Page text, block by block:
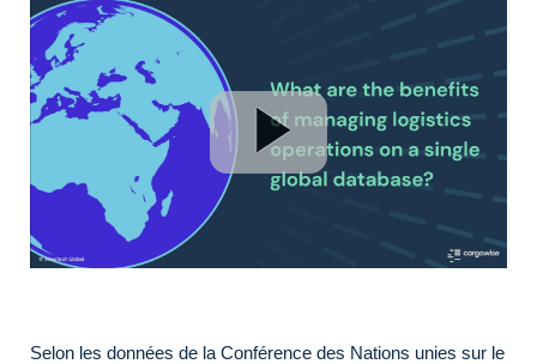
Selon les données de la Conférence des Nations unies sur le